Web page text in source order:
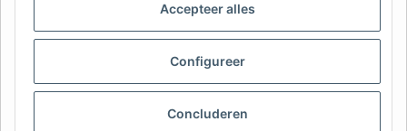
Accepteer alles
Configureer
Concluderen
USA
SE FI CZ HU SK
RO HR